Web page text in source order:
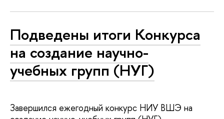
Подведены итоги Конкурса
на создание научно-
учебных групп (НУГ)
Завершился ежегодный конкурс НИУ ВШЭ на